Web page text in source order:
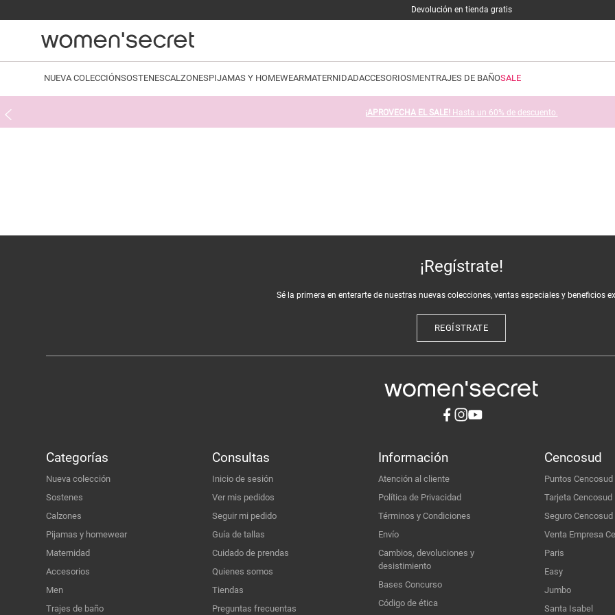
Devolución en tienda gratis
NUEVA COLECCIÓNSOSTENESCALZONESPIJAMAS Y HOMEWEARMATERNIDADACCESORIOSMENTRAJES DE BAÑOSALE
¡APROVECHA EL SALE! Hasta un 60% de descuento.
¡Regístrate!
Sé la primera en enterarte de nuestras nuevas colecciones, ventas especiales y beneficios
REGÍSTRATE
Categorías
Nueva colección
Sostenes
Calzones
Pijamas y homewear
Maternidad
Accesorios
Men
Trajes de baño
Consultas
Inicio de sesión
Ver mis pedidos
Seguir mi pedido
Guía de tallas
Cuidado de prendas
Quienes somos
Tiendas
Preguntas frecuentas
Información
Atención al cliente
Política de Privacidad
Términos y Condiciones
Envío
Cambios, devoluciones y
desistimiento
Bases Concurso
Código de ética
Cencosud
Puntos Cencosud
Tarjeta Cencosud
Seguro Cencosud
Venta Empresa
Paris
Easy
Jumbo
Santa Isabel